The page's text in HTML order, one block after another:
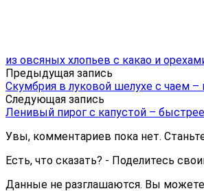
из овсяных хлопьев с какао и
Предыдущая запись
Скумбрия в луковой шелухе с чаем –
Следующая запись
Ленивый пирог с капустой –
Увы, комментариев пока нет.
Есть, что сказать? - Поделитесь
Данные не разглашаются. Вы